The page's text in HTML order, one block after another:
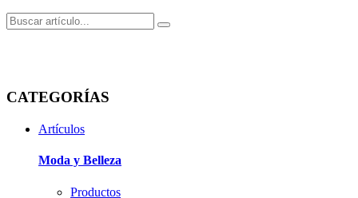
CATEGORÍAS
Artículos
Moda y Belleza
Productos